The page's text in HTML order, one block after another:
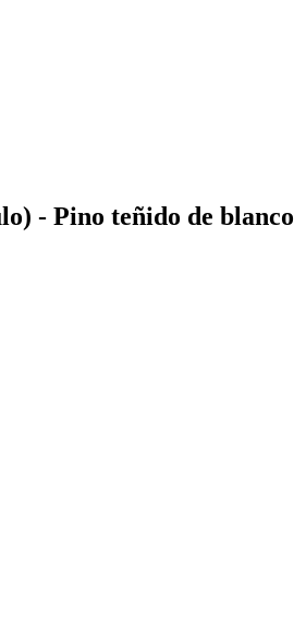
- Pino teñido de blanco